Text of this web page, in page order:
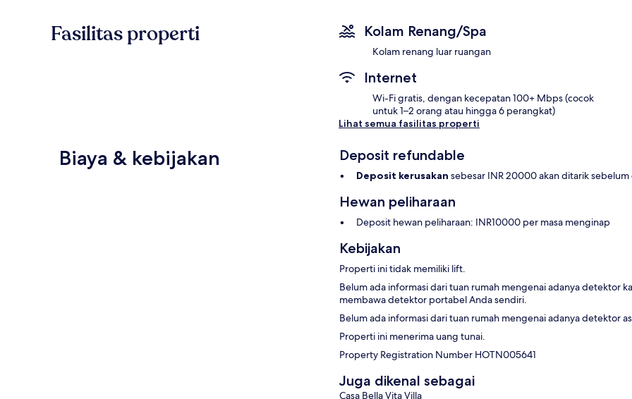
Fasilitas properti Kolam Renang/Spa
Kolam renang luar ruangan
Internet
Wi-Fi gratis, dengan kecepatan 100+ Mbps (cocok
untuk 1–2 orang atau hingga 6 perangkat)
Lihat semua fasilitas properti
Biaya & kebijakan Deposit refundable
Deposit kerusakan sebesar INR 20000 akan ditarik
Hewan peliharaan
Deposit hewan peliharaan: INR10000 per masa menginap
Kebijakan
Properti ini tidak memiliki lift.
Belum ada informasi dari tuan rumah mengenai adanya detektor
membawa detektor portabel Anda sendiri.
Belum ada informasi dari tuan rumah mengenai adanya detektor
Properti ini menerima uang tunai.
Property Registration Number HOTN005641
Juga dikenal sebagai
Casa Bella Vita Villa